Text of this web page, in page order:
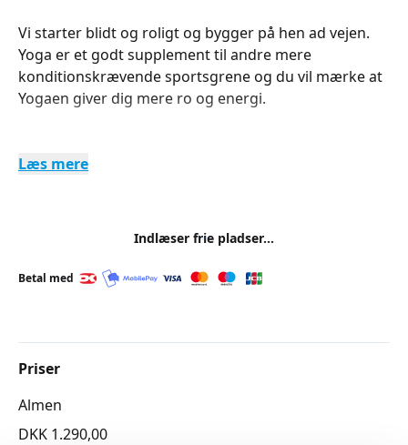
Vi starter blidt og roligt og bygger på hen ad vejen.
Yoga er et godt supplement til andre mere
konditionskrævende sportsgrene og du vil mærke at
Yogaen giver dig mere ro og energi.
Læs mere
Indlæser frie pladser...
Betal med
Priser
Almen
DKK 1.290,00